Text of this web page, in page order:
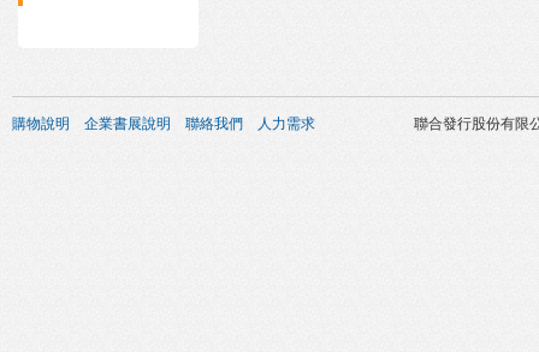
購物說明 企業書展說明 聯絡我們 人力需求 聯合發行股份有限